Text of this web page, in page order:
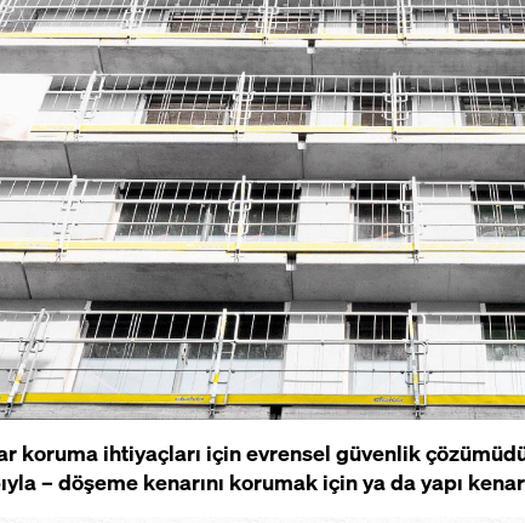
koruma ihtiyaçları için evrensel güvenlik
– döşeme kenarını korumak için ya da yapı